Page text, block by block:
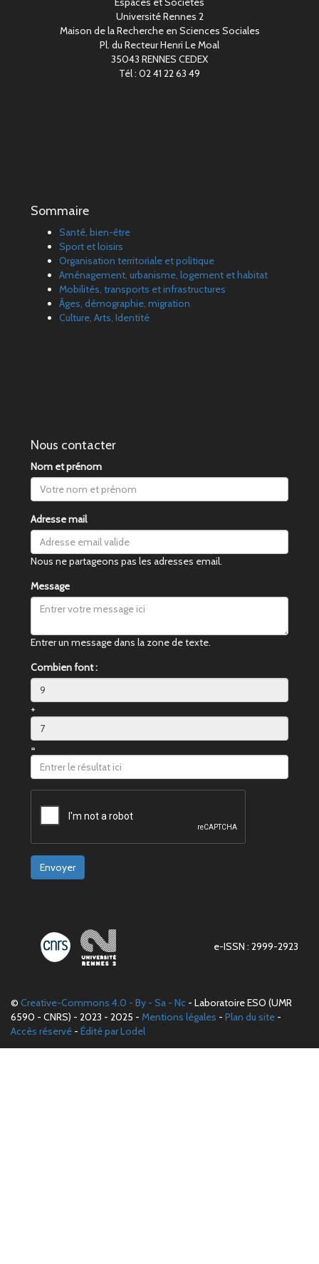
Université Rennes 2
Maison de la Recherche en Sciences Sociales
Pl. du Recteur Henri Le Moal
35043 RENNES CEDEX
Tél : 02 41 22 63 49
Sommaire
Santé, bien-être
Sport et loisirs
Organisation territoriale et politique
Aménagement, urbanisme, logement et habitat
Mobilités, transports et infrastructures
Âges, démographie, migration
Culture, Arts, Identité
Nous contacter
Nom et prénom
Adresse mail
Nous ne partageons pas les adresses email.
Message
Entrer un message dans la zone de texte.
Combien font :
+
=
Envoyer
e-ISSN : 2999-2923
© Creative-Commons 4.0 - By - Sa - Nc - Laboratoire ESO (UMR
6590 - CNRS) - 2023 - 2025 - Mentions légales - Plan du site -
Accès réservé - Édité par Lodel